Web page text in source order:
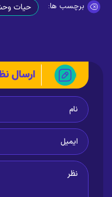
برچسب ها: حیات
ارسال